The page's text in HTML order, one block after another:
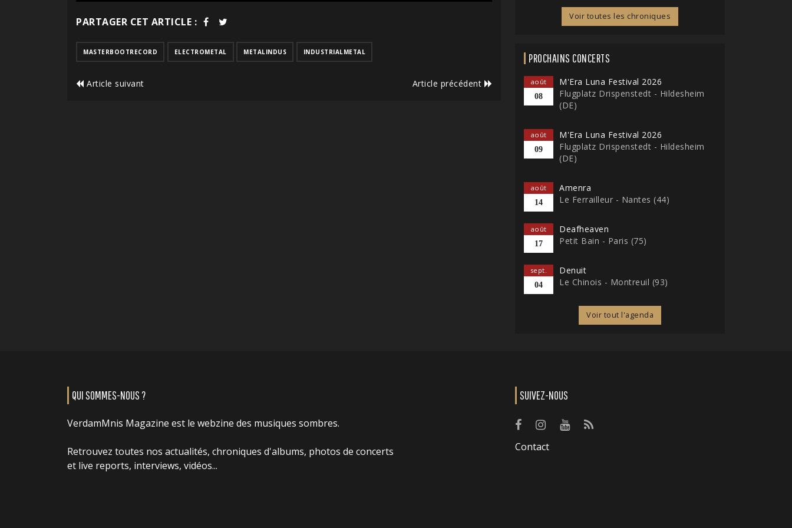
PARTAGER CET ARTICLE :
MASTERBOOTRECORD ELECTROMETAL METALINDUS INDUSTRIALMETAL
Article suivant Article précédent
Voir toutes les chroniques
PROCHAINS CONCERTS
août
08
M'Era Luna Festival 2026
Flugplatz Drispenstedt - Hildesheim
(DE)
août
09
M'Era Luna Festival 2026
Flugplatz Drispenstedt - Hildesheim
(DE)
août
14
Amenra
Le Ferrailleur - Nantes (44)
août
17
Deafheaven
Petit Bain - Paris (75)
sept.
04
Denuit
Le Chinois - Montreuil (93)
Voir tout l'agenda
QUI SOMMES-NOUS ?
VerdamMnis Magazine est le webzine des musiques sombres.
Retrouvez toutes nos actualités, chroniques d'albums, photos de concerts
et live reports, interviews, vidéos...
SUIVEZ-NOUS
Contact